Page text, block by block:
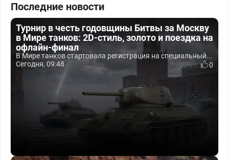
Последние новости
Турнир в честь годовщины Битвы за Москву
в Мире танков: 2D-стиль, золото и поездка на
офлайн-финал
В Мире танков стартовала регистрация на специальный...
Сегодня, 09:48
0